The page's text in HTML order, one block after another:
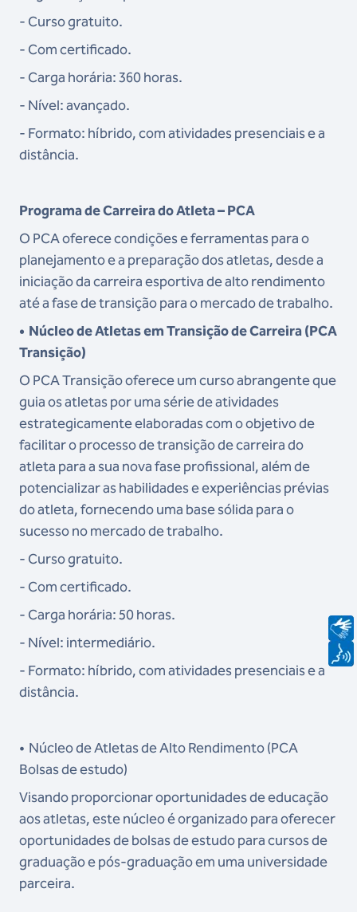
- Curso gratuito.
- Com certificado.
- Carga horária: 360 horas.
- Nível: avançado.
- Formato: híbrido, com atividades presenciais e a
distância.
Programa de Carreira do Atleta – PCA
O PCA oferece condições e ferramentas para o
planejamento e a preparação dos atletas, desde a
iniciação da carreira esportiva de alto rendimento
até a fase de transição para o mercado de trabalho.
• Núcleo de Atletas em Transição de Carreira (PCA
Transição)
O PCA Transição oferece um curso abrangente que
guia os atletas por uma série de atividades
estrategicamente elaboradas com o objetivo de
facilitar o processo de transição de carreira do
atleta para a sua nova fase profissional, além de
potencializar as habilidades e experiências prévias
do atleta, fornecendo uma base sólida para o
sucesso no mercado de trabalho.
- Curso gratuito.
- Com certificado.
- Carga horária: 50 horas.
- Nível: intermediário.
- Formato: híbrido, com atividades presenciais e a
distância.
• Núcleo de Atletas de Alto Rendimento (PCA
Bolsas de estudo)
Visando proporcionar oportunidades de educação
aos atletas, este núcleo é organizado para oferecer
oportunidades de bolsas de estudo para cursos de
graduação e pós-graduação em uma universidade
parceira.